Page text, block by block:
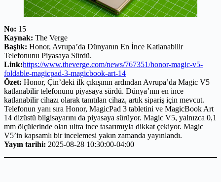
No: 15
Kaynak: The Verge
Başlık: Honor, Avrupa’da Dünyanın En İnce Katlanabilir
Telefonunu Piyasaya Sürdü.
Link:https://www.theverge.com/news/767351/honor-magic-v5-
foldable-magicpad-3-magicbook-art-14
Özet: Honor, Çin’deki ilk çıkışının ardından Avrupa’da Magic V5
katlanabilir telefonunu piyasaya sürdü. Dünya’nın en ince
katlanabilir cihazı olarak tanıtılan cihaz, artık sipariş için mevcut.
Telefonun yanı sıra Honor, MagicPad 3 tabletini ve MagicBook Art
14 dizüstü bilgisayarını da piyasaya sürüyor. Magic V5, yalnızca 0,1
mm ölçülerinde olan ultra ince tasarımıyla dikkat çekiyor. Magic
V5’in kapsamlı bir incelemesi yakın zamanda yayınlandı.
Yayın tarihi: 2025-08-28 10:30:00-04:00